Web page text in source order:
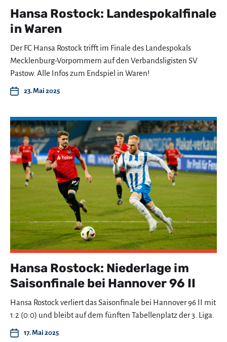
Hansa Rostock: Landespokalfinale
in Waren
Der FC Hansa Rostock trifft im Finale des Landespokals
Mecklenburg-Vorpommern auf den Verbandsligisten SV
Pastow. Alle Infos zum Endspiel in Waren!
23. Mai 2025
Hansa Rostock: Niederlage im
Saisonfinale bei Hannover 96 II
Hansa Rostock verliert das Saisonfinale bei Hannover 96 II mit
1:2 (0:0) und bleibt auf dem fünften Tabellenplatz der 3. Liga.
17. Mai 2025